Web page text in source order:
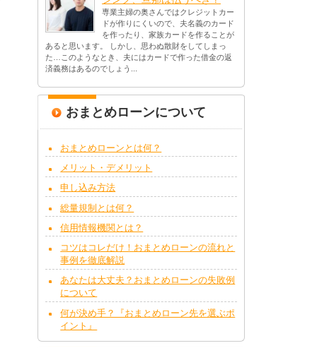
専業主婦の奥さんではクレジットカー
ドが作りにくいので、夫名義のカード
を作ったり、家族カードを作ることが
あると思います。 しかし、思わぬ散財をしてしまっ
た…このようなとき、夫にはカードで作った借金の返
済義務はあるのでしょう...
おまとめローンについて
おまとめローンとは何？
メリット・デメリット
申し込み方法
総量規制とは何？
信用情報機関とは？
コツはコレだけ！おまとめローンの流れと
事例を徹底解説
あなたは大丈夫？おまとめローンの失敗例
について
何が決め手？『おまとめローン先を選ぶポ
イント』